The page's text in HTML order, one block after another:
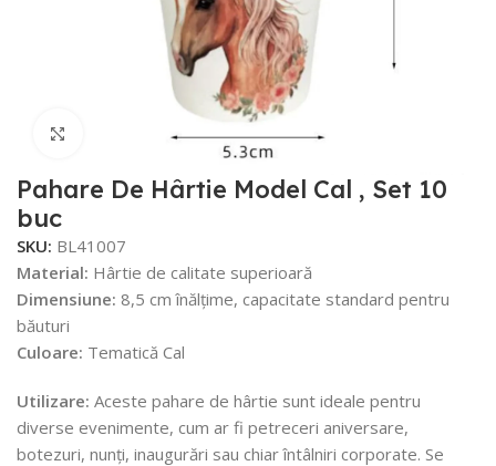
Faceți click pentru a mări
Pahare De Hârtie Model Cal , Set 10
buc
SKU: BL41007
Material: Hârtie de calitate superioară
Dimensiune: 8,5 cm înălțime, capacitate standard pentru
băuturi
Culoare: Tematică Cal
Utilizare: Aceste pahare de hârtie sunt ideale pentru
diverse evenimente, cum ar fi petreceri aniversare,
botezuri, nunți, inaugurări sau chiar întâlniri corporate. Se